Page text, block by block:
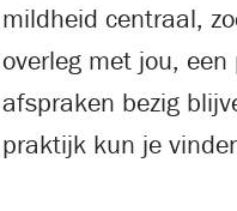
mildheid centraal,
overleg met jou,
afspraken bezig
praktijk kun je